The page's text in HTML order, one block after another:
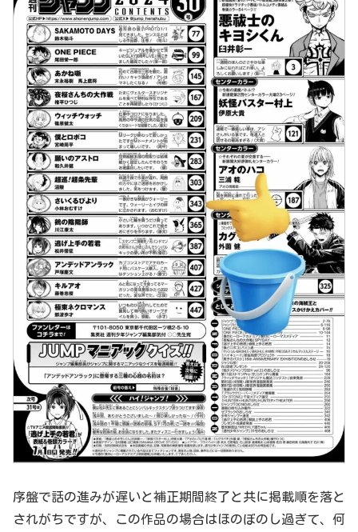
序盤で話の進みが遅いと補正期間終了と共に掲載順を落と
されがちですが、この作品の場合はほのぼのし過ぎて、何